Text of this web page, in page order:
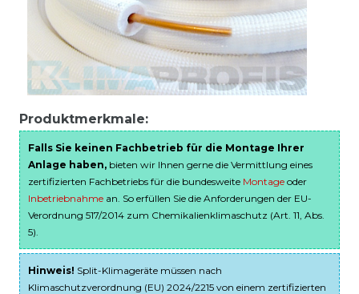
Produktmerkmale:
Falls Sie keinen Fachbetrieb für die Montage Ihrer
Anlage haben, bieten wir Ihnen gerne die Vermittlung eines
zertifizierten Fachbetriebs für die bundesweite Montage oder
Inbetriebnahme an. So erfüllen Sie die Anforderungen der EU-
Verordnung 517/2014 zum Chemikalienklimaschutz (Art. 11, Abs.
5).
Hinweis! Split-Klimageräte müssen nach
Klimaschutzverordnung (EU) 2024/2215 von einem zertifizierten